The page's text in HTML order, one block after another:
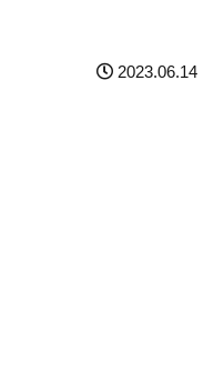
2023.06.14